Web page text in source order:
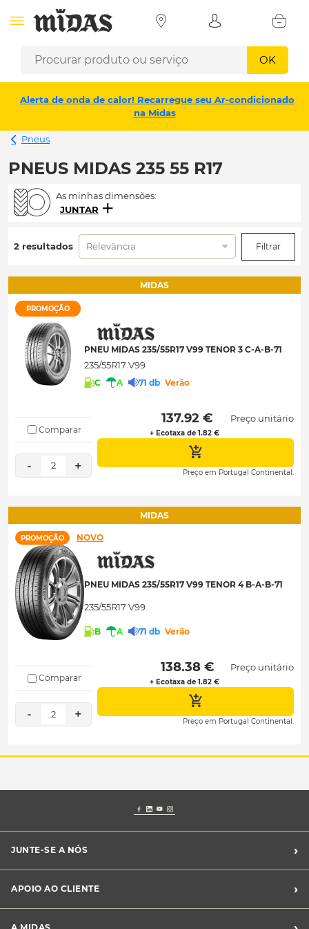
OK
Alerta de onda de calor! Recarregue seu Ar-condicionado
na Midas
Pneus
PNEUS MIDAS 235 55 R17
As minhas dimensões:
JUNTAR
2 resultados Relevância Filtrar
MIDAS
PROMOÇÃO
PNEU MIDAS 235/55R17 V99 TENOR 3 C-A-B-71
235/55R17 V99
C A 71 db Verão
Comparar
- 2 +
137.92 €
+ Ecotaxa de 1.82 €
Preço unitário
Preço em Portugal Continental.
MIDAS
PROMOÇÃO NOVO
PNEU MIDAS 235/55R17 V99 TENOR 4 B-A-B-71
235/55R17 V99
B A 71 db Verão
Comparar
- 2 +
138.38 €
+ Ecotaxa de 1.82 €
Preço unitário
Preço em Portugal Continental.
JUNTE-SE A NÓS ›
Franchising Midas
APOIO AO CLIENTE ›